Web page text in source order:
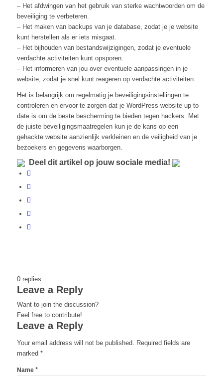
– Het afdwingen van het gebruik van sterke wachtwoorden om de
beveiliging te verbeteren.
– Het maken van backups van je database, zodat je je website
kunt herstellen als er iets misgaat.
– Het bijhouden van bestandswijzigingen, zodat je eventuele
verdachte activiteiten kunt opsporen.
– Het informeren van jou over eventuele aanpassingen in je
website, zodat je snel kunt reageren op verdachte activiteiten.
Het is belangrijk om regelmatig je beveiligingsinstellingen te
controleren en ervoor te zorgen dat je WordPress-website up-to-
date is om de beste bescherming te bieden tegen hackers. Met
de juiste beveiligingsmaatregelen kun je de kans op een
gehackte website aanzienlijk verkleinen en de veiligheid van je
bezoekers en gegevens waarborgen.
Deel dit artikel op jouw sociale media!
0 replies
Leave a Reply
Want to join the discussion?
Feel free to contribute!
Leave a Reply
Your email address will not be published. Required fields are
marked *
Name *